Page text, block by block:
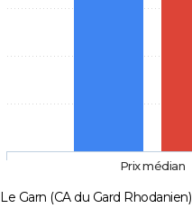
Le Garn (CA du Gard Rhodanien)
Prix médian